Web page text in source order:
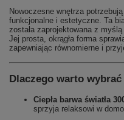
Nowoczesne wnętrza
funkcjonalne i estetyczne. Ta
została zaprojektowana z
Jej prosta, okrągła forma
zapewniając równomierne i
Dlaczego warto
Ciepła barwa światła
sprzyja relaksowi w